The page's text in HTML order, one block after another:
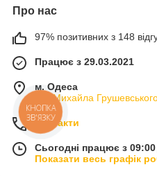
Про нас
97% позитивних з 148
Працює з 29.03.2021
м. Одеса
вул.Михайла
Контакти
Сьогодні працює з
Показати весь графік
КНОПКА
ЗВ'ЯЗКУ